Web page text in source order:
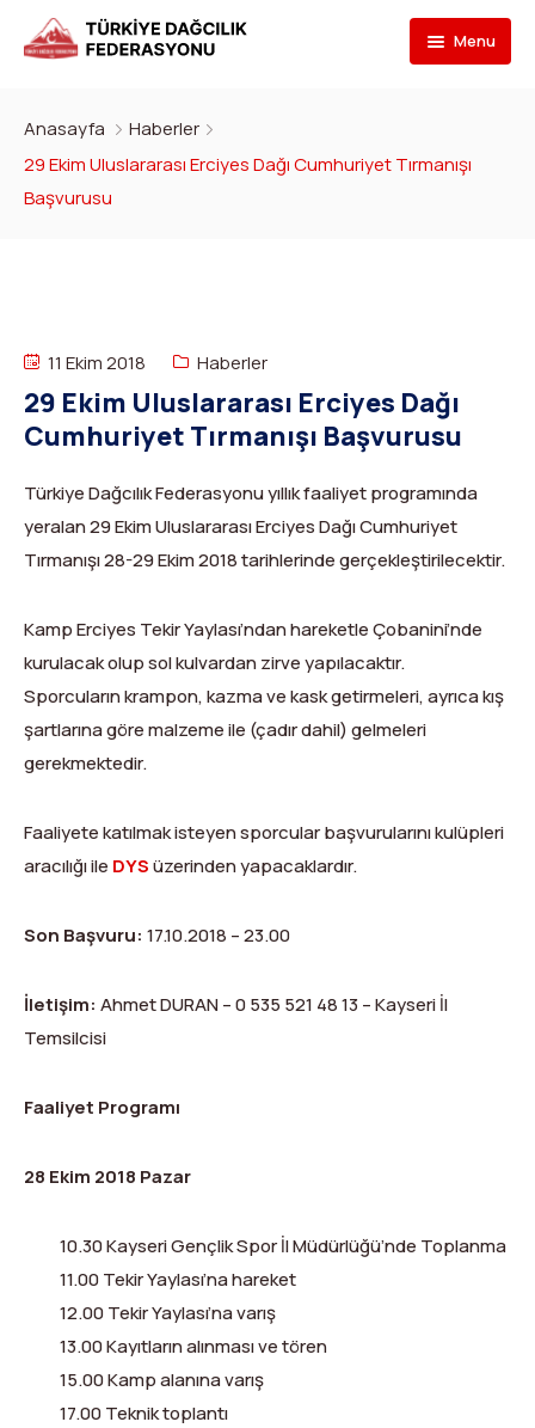
Menu
İletişim
Tarihçe
Yönetim Kurulu
İdari Personel
İl Temsilcileri
Federasyon Logosu
Branşlar
Dağcılık
Dağ Kayağı
Buz Tırmanışı
Kanyoning
Kulüpler
Kulüp Eğitim Başvuruları ve Uygulama Adımları
Formlar
İlanlar
Türkiye ‘nin Dağları
Mevzuat
Harç ve Katılım Payları
Yayınlar
Rotalar
Arşivler
Video
Görevli Başvurusu
TDF Yayın/Kitap Başvurusu
Kimlik Başvurusu
DYS Şifre
DYS İlk Giriş ve Şifre (Kulüp)
DYS İlk Giriş ve Şifre (Sporcu, Antrenör, Hakem vb.)
DYS Şifre Başvuru Formu (Sadece Kulüp Yetkilileri)
Turkish ▼
Anasayfa
Haberler
29 Ekim Uluslararası Erciyes Dağı Cumhuriyet Tırmanışı
Başvurusu
11 Ekim 2018 Haberler
29 Ekim Uluslararası Erciyes Dağı
Cumhuriyet Tırmanışı Başvurusu
Türkiye Dağcılık Federasyonu yıllık faaliyet programında
yeralan 29 Ekim Uluslararası Erciyes Dağı Cumhuriyet
Tırmanışı 28-29 Ekim 2018 tarihlerinde gerçekleştirilecektir.
Kamp Erciyes Tekir Yaylası’ndan hareketle Çobanini’nde
kurulacak olup sol kulvardan zirve yapılacaktır.
Sporcuların krampon, kazma ve kask getirmeleri, ayrıca kış
şartlarına göre malzeme ile (çadır dahil) gelmeleri
gerekmektedir.
Faaliyete katılmak isteyen sporcular başvurularını kulüpleri
aracılığı ile DYSüzerinden yapacaklardır.
Son Başvuru: 17.10.2018 – 23.00
İletişim: Ahmet DURAN – 0 535 521 48 13 – Kayseri İl
Temsilcisi
Faaliyet Programı
28 Ekim 2018 Pazar
10.30 Kayseri Gençlik Spor İl Müdürlüğü’nde Toplanma
11.00 Tekir Yaylası’na hareket
12.00 Tekir Yaylası’na varış
13.00 Kayıtların alınması ve tören
15.00 Kamp alanına varış
17.00 Teknik toplantı